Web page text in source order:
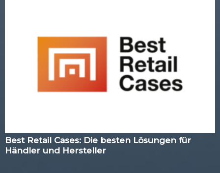
Best Retail Cases: Die besten Lösungen für
Händler und Hersteller